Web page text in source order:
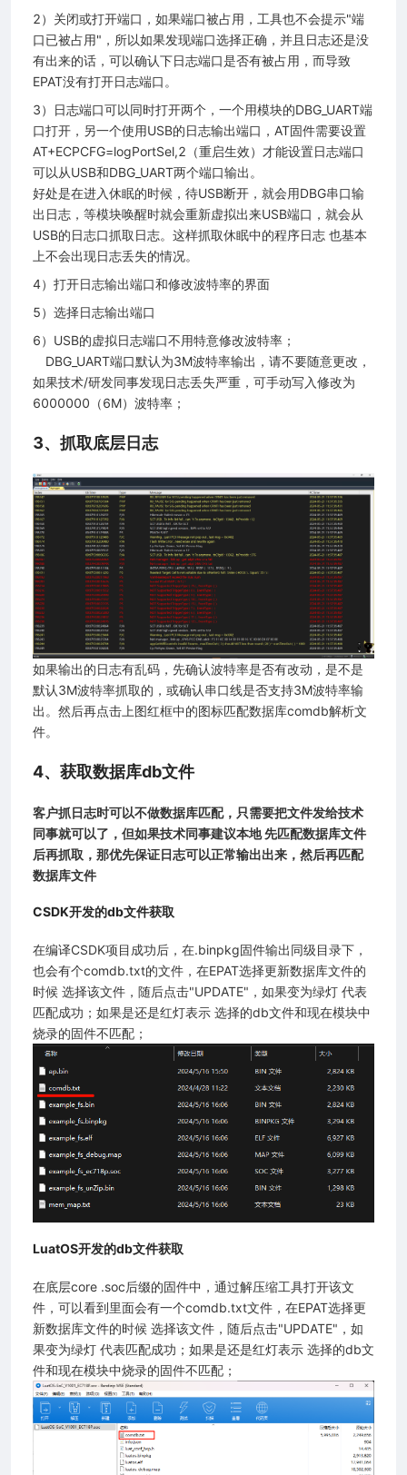
2）关闭或打开端口，如果端口被占用，工具也不会提示"端
口已被占用"，所以如果发现端口选择正确，并且日志还是没
有出来的话，可以确认下日志端口是否有被占用，而导致
EPAT没有打开日志端口。
3）日志端口可以同时打开两个，一个用模块的DBG_UART端
口打开，另一个使用USB的日志输出端口，AT固件需要设置
AT+ECPCFG=logPortSel,2（重启生效）才能设置日志端口
可以从USB和DBG_UART两个端口输出。
好处是在进入休眠的时候，待USB断开，就会用DBG串口输
出日志，等模块唤醒时就会重新虚拟出来USB端口，就会从
USB的日志口抓取日志。这样抓取休眠中的程序日志 也基本
上不会出现日志丢失的情况。
4）打开日志输出端口和修改波特率的界面
5）选择日志输出端口
6）USB的虚拟日志端口不用特意修改波特率；
DBG_UART端口默认为3M波特率输出，请不要随意更改，
如果技术/研发同事发现日志丢失严重，可手动写入修改为
6000000（6M）波特率；
3、抓取底层日志
如果输出的日志有乱码，先确认波特率是否有改动，是不是
默认3M波特率抓取的，或确认串口线是否支持3M波特率输
出。然后再点击上图红框中的图标匹配数据库comdb解析文
件。
4、获取数据库db文件
客户抓日志时可以不做数据库匹配，只需要把文件发给技术
同事就可以了，但如果技术同事建议本地 先匹配数据库文件
后再抓取，那优先保证日志可以正常输出出来，然后再匹配
数据库文件
CSDK开发的db文件获取
在编译CSDK项目成功后，在.binpkg固件输出同级目录下，
也会有个comdb.txt的文件，在EPAT选择更新数据库文件的
时候 选择该文件，随后点击"UPDATE"，如果变为绿灯 代表
匹配成功；如果是还是红灯表示 选择的db文件和现在模块中
烧录的固件不匹配；
LuatOS开发的db文件获取
在底层core .soc后缀的固件中，通过解压缩工具打开该文
件，可以看到里面会有一个comdb.txt文件，在EPAT选择更
新数据库文件的时候 选择该文件，随后点击"UPDATE"，如
果变为绿灯 代表匹配成功；如果是还是红灯表示 选择的db文
件和现在模块中烧录的固件不匹配；